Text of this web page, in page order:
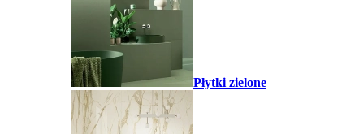
Płytki zielone